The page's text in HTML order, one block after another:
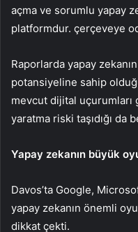
açma ve sorumlu yapay
platformdur. çerçeveye
Raporlarda yapay
potansiyeline sahip
mevcut dijital
yaratma riski taşıdığı da
Yapay zekanın büyük
Davos’ta Google,
yapay zekanın önemli
dikkat çekti.